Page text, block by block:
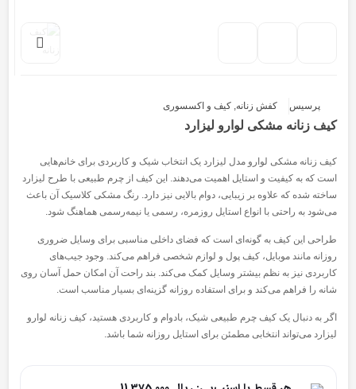
پرسیس کفش زنانه,کیف و اکسسوری
کیف زنانه مشکی لوارو لیزارد
کیف زنانه مشکی لوارو مدل لیزارد یک انتخاب شیک و کاربردی برای خانم‌هایی
است که به کیفیت و استایل اهمیت می‌دهند. این کیف از چرم طبیعی با طرح لیزارد
ساخته شده که علاوه بر زیبایی، دوام بالایی نیز دارد. رنگ مشکی کلاسیک آن باعث
می‌شود به راحتی با انواع استایل روزمره، رسمی یا نیمه‌رسمی هماهنگ شود.
طراحی این کیف به گونه‌ای است که فضای داخلی مناسبی برای وسایل ضروری
روزانه مانند موبایل، کیف پول و لوازم شخصی فراهم می‌کند. وجود جیب‌های
کاربردی نیز به نظم بیشتر وسایل کمک می‌کند. بند راحت آن امکان حمل آسان روی
شانه را فراهم می‌کند و برای استفاده روزانه گزینه‌ای بسیار مناسب است.
اگر به دنبال یک کیف چرم طبیعی شیک، بادوام و کاربردی هستید، کیف زنانه لوارو
لیزارد می‌تواند انتخابی مطمئن برای استایل روزانه شما باشد.